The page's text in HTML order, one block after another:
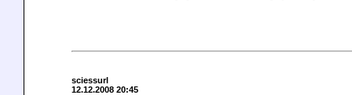
sciessurl
12.12.2008 20:45